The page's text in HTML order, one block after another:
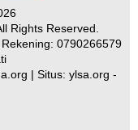
Rights Reserved.
0790266579
| Situs: ylsa.org -